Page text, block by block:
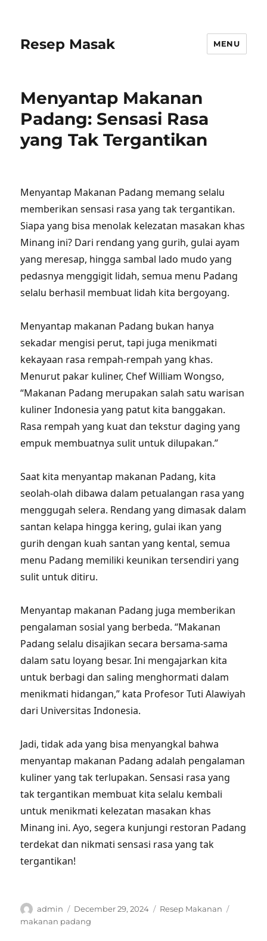
Resep Masak MENU
Menyantap Makanan
Padang: Sensasi Rasa
yang Tak Tergantikan
Menyantap Makanan Padang memang selalu
memberikan sensasi rasa yang tak tergantikan.
Siapa yang bisa menolak kelezatan masakan khas
Minang ini? Dari rendang yang gurih, gulai ayam
yang meresap, hingga sambal lado mudo yang
pedasnya menggigit lidah, semua menu Padang
selalu berhasil membuat lidah kita bergoyang.
Menyantap makanan Padang bukan hanya
sekadar mengisi perut, tapi juga menikmati
kekayaan rasa rempah-rempah yang khas.
Menurut pakar kuliner, Chef William Wongso,
“Makanan Padang merupakan salah satu warisan
kuliner Indonesia yang patut kita banggakan.
Rasa rempah yang kuat dan tekstur daging yang
empuk membuatnya sulit untuk dilupakan.”
Saat kita menyantap makanan Padang, kita
seolah-olah dibawa dalam petualangan rasa yang
menggugah selera. Rendang yang dimasak dalam
santan kelapa hingga kering, gulai ikan yang
gurih dengan kuah santan yang kental, semua
menu Padang memiliki keunikan tersendiri yang
sulit untuk ditiru.
Menyantap makanan Padang juga memberikan
pengalaman sosial yang berbeda. “Makanan
Padang selalu disajikan secara bersama-sama
dalam satu loyang besar. Ini mengajarkan kita
untuk berbagi dan saling menghormati dalam
menikmati hidangan,” kata Profesor Tuti Alawiyah
dari Universitas Indonesia.
Jadi, tidak ada yang bisa menyangkal bahwa
menyantap makanan Padang adalah pengalaman
kuliner yang tak terlupakan. Sensasi rasa yang
tak tergantikan membuat kita selalu kembali
untuk menikmati kelezatan masakan khas
Minang ini. Ayo, segera kunjungi restoran Padang
terdekat dan nikmati sensasi rasa yang tak
tergantikan!
Author
admin
Posted
on
December 29, 2024 Categories
Resep Makanan
makanan padang